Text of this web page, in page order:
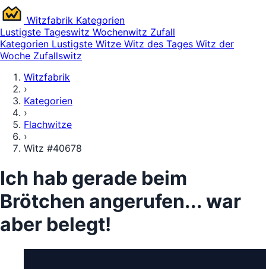
Witzfabrik Kategorien
Lustigste Tageswitz Wochenwitz Zufall
Kategorien Lustigste Witze Witz des Tages Witz der
Woche Zufallswitz
Witzfabrik
›
Kategorien
›
Flachwitze
›
Witz #40678
Ich hab gerade beim
Brötchen angerufen... war
aber belegt!